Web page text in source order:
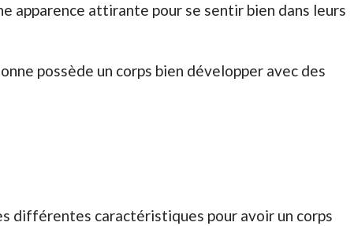
apparence attirante pour se sentir bien dans leurs
possède un corps bien développer avec des
différentes caractéristiques pour avoir un corps